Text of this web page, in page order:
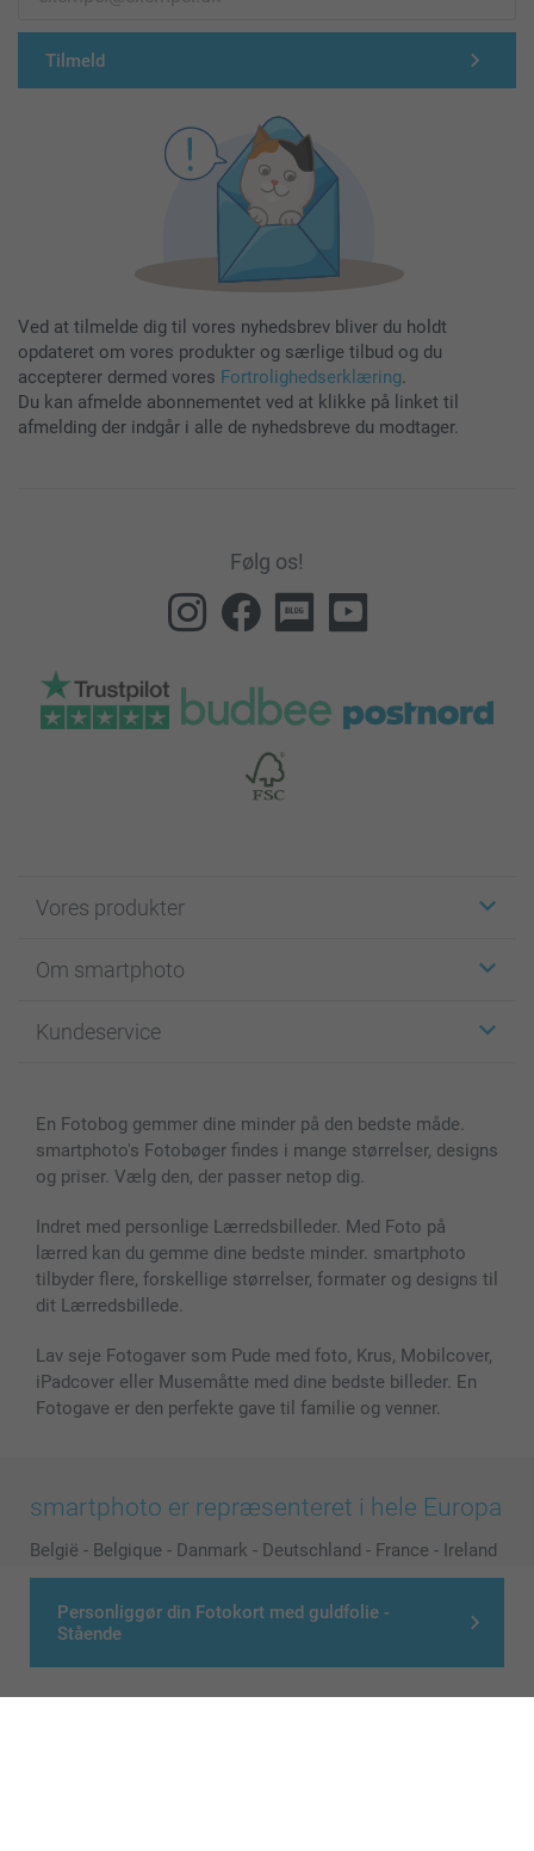
Personliggør din Fotokort med guldfolie -
Stående
Tilmeld
Ved at tilmelde dig til vores nyhedsbrev bliver du holdt
opdateret om vores produkter og særlige tilbud og du
accepterer dermed vores Fortrolighedserklæring.
Du kan afmelde abonnementet ved at klikke på linket til
afmelding der indgår i alle de nyhedsbreve du modtager.
Følg os!
Vores produkter
Fotokort
Fotobøger
Cover til mobil & tablet
MyNameBook
Fotorammer & Tilbehør
Alle fotoprodukter
Om smartphoto
For affiliate
Sitemap
Betingelser og garantier
Kundeservice
smartbonus
Priser & betaling
En Fotobog gemmer dine minder på den bedste måde.
smartphoto's Fotobøger findes i mange størrelser, designs
og priser. Vælg den, der passer netop dig.
Indret med personlige Lærredsbilleder. Med Foto på
lærred kan du gemme dine bedste minder. smartphoto
tilbyder flere, forskellige størrelser, formater og designs til
dit Lærredsbillede.
Lav seje Fotogaver som Pude med foto, Krus, Mobilcover,
iPadcover eller Musemåtte med dine bedste billeder. En
Fotogave er den perfekte gave til familie og venner.
smartphoto er repræsenteret i hele Europa
België - Belgique - Danmark - Deutschland - France - Ireland
- Nederland - Norge - Österreich - Schweiz - Suisse -
Switzerland - Suomi Sverige United Kingdom
Other Countries